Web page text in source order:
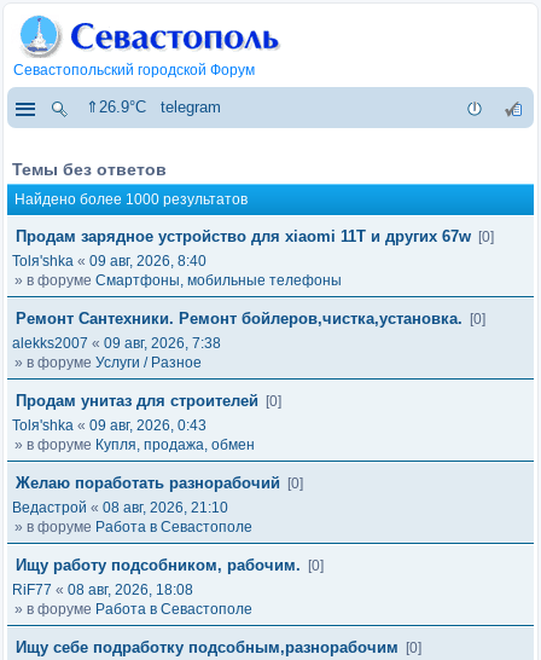
Севастопольский городской Форум
⇑26.9°C telegram
Темы без ответов
Найдено более 1000 результатов
Продам зарядное устройство для xiaomi 11T и других 67w [0]
Tolя'shka « 09 авг, 2026, 8:40
» в форуме Смартфоны, мобильные телефоны
Ремонт Сантехники. Ремонт бойлеров,чистка,установка.
[0]
alekks2007 « 09 авг, 2026, 7:38
» в форуме Услуги / Разное
Продам унитаз для строителей
[0]
Tolя'shka « 09 авг, 2026, 0:43
» в форуме Купля, продажа, обмен
Желаю поработать разнорабочий
[0]
Ведастрой « 08 авг, 2026, 21:10
» в форуме Работа в Севастополе
Ищу работу подсобником, рабочим.
[0]
RiF77 « 08 авг, 2026, 18:08
» в форуме Работа в Севастополе
Ищу себе подработку подсобным,разнорабочим
[0]